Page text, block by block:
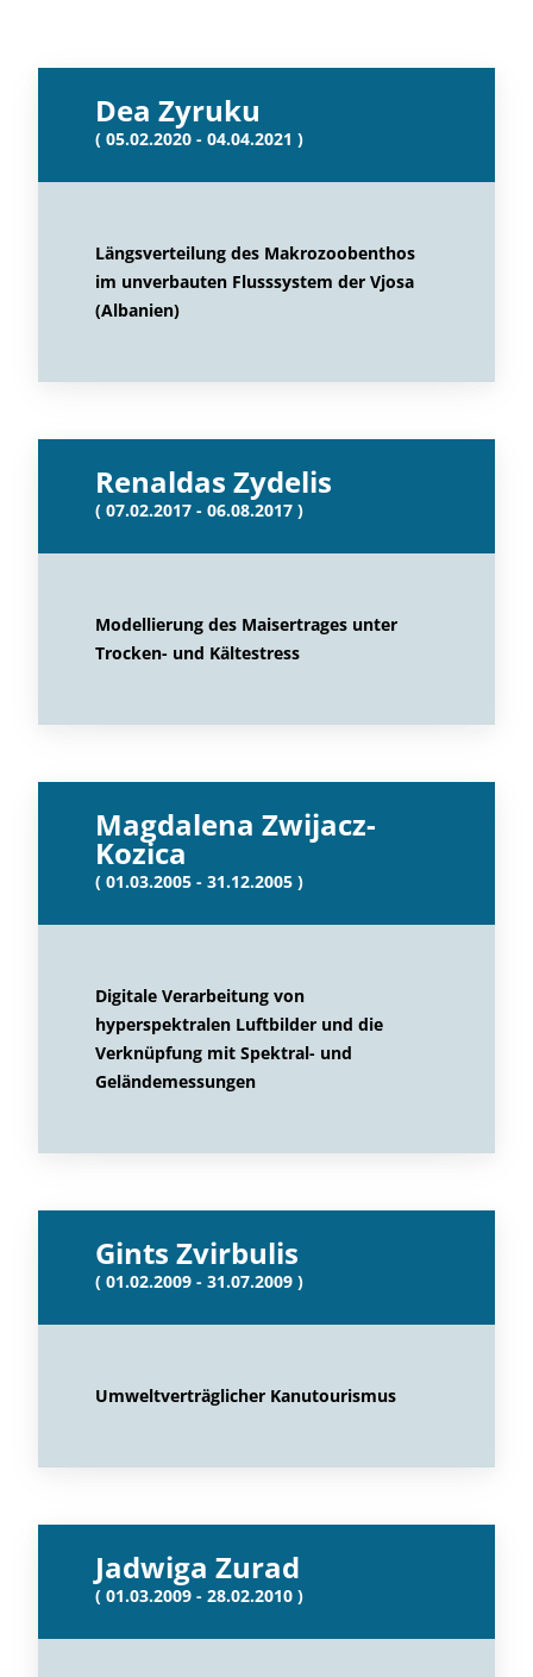
Dea Zyruku
( 05.02.2020 - 04.04.2021 )
Längsverteilung des Makrozoobenthos
im unverbauten Flusssystem der Vjosa
(Albanien)
Renaldas Zydelis
( 07.02.2017 - 06.08.2017 )
Modellierung des Maisertrages unter
Trocken- und Kältestress
Magdalena Zwijacz-
Kozica
( 01.03.2005 - 31.12.2005 )
Digitale Verarbeitung von
hyperspektralen Luftbilder und die
Verknüpfung mit Spektral- und
Geländemessungen
Gints Zvirbulis
( 01.02.2009 - 31.07.2009 )
Umweltverträglicher Kanutourismus
Jadwiga Zurad
( 01.03.2009 - 28.02.2010 )